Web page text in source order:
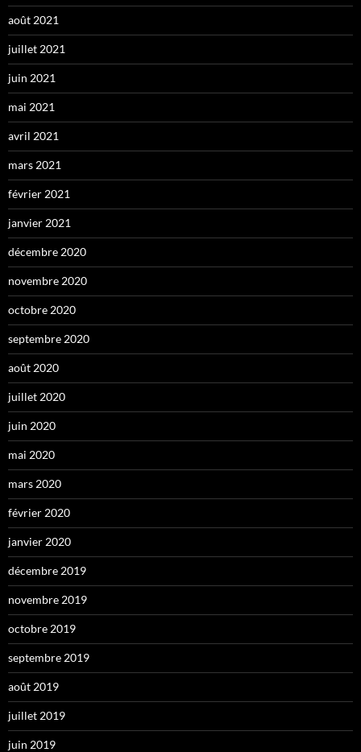
août 2021
juillet 2021
juin 2021
mai 2021
avril 2021
mars 2021
février 2021
janvier 2021
décembre 2020
novembre 2020
octobre 2020
septembre 2020
août 2020
juillet 2020
juin 2020
mai 2020
mars 2020
février 2020
janvier 2020
décembre 2019
novembre 2019
octobre 2019
septembre 2019
août 2019
juillet 2019
juin 2019